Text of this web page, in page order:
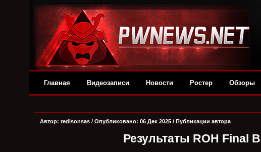
Главная Видеозаписи Новости Ростер Обзоры
Автор: redisonsas / Опубликовано: 06 Дек 2025 / Публикации автора
Результаты ROH Final